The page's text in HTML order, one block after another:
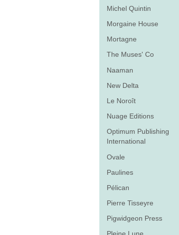
Michel Quintin
Morgaine House
Mortagne
The Muses' Co
Naaman
New Delta
Le Noroît
Nuage Editions
Optimum Publishing
International
Ovale
Paulines
Pélican
Pierre Tisseyre
Pigwidgeon Press